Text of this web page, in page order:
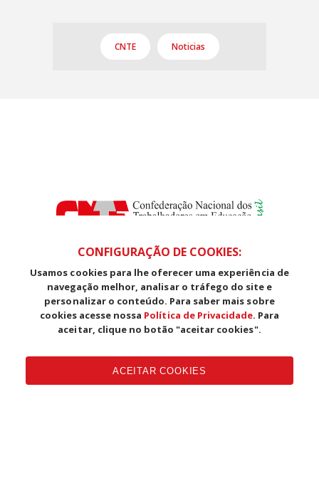
CNTE Noticias
SDS, Edifício Venâncio III, Salas 101/106
CEP: 70393-902 - Brasília - DF
Telefone (61) 3225-1003 - E-mail cnte@cnte.org.br
Trabalhadores(as) na Base
CONFIGURAÇÃO DE COOKIES:
Usamos cookies para lhe oferecer uma experiência de
navegação melhor, analisar o tráfego do site e
personalizar o conteúdo. Para saber mais sobre
cookies acesse nossa Política de Privacidade. Para
aceitar, clique no botão "aceitar cookies".
ACEITAR COOKIES